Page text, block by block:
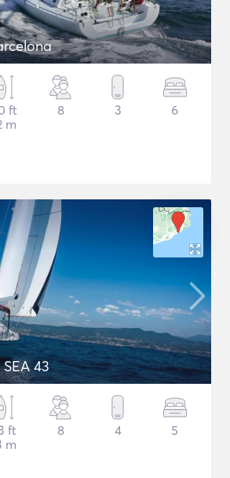
ft
m
8 3 6
43
ft
m
8 4 5